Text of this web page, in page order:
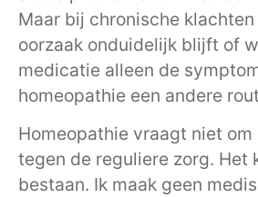
Maar bij chronische
oorzaak onduidelijk blijft of
medicatie alleen de
homeopathie een andere
Homeopathie vraagt niet om
tegen de reguliere zorg. Het
bestaan. Ik maak geen